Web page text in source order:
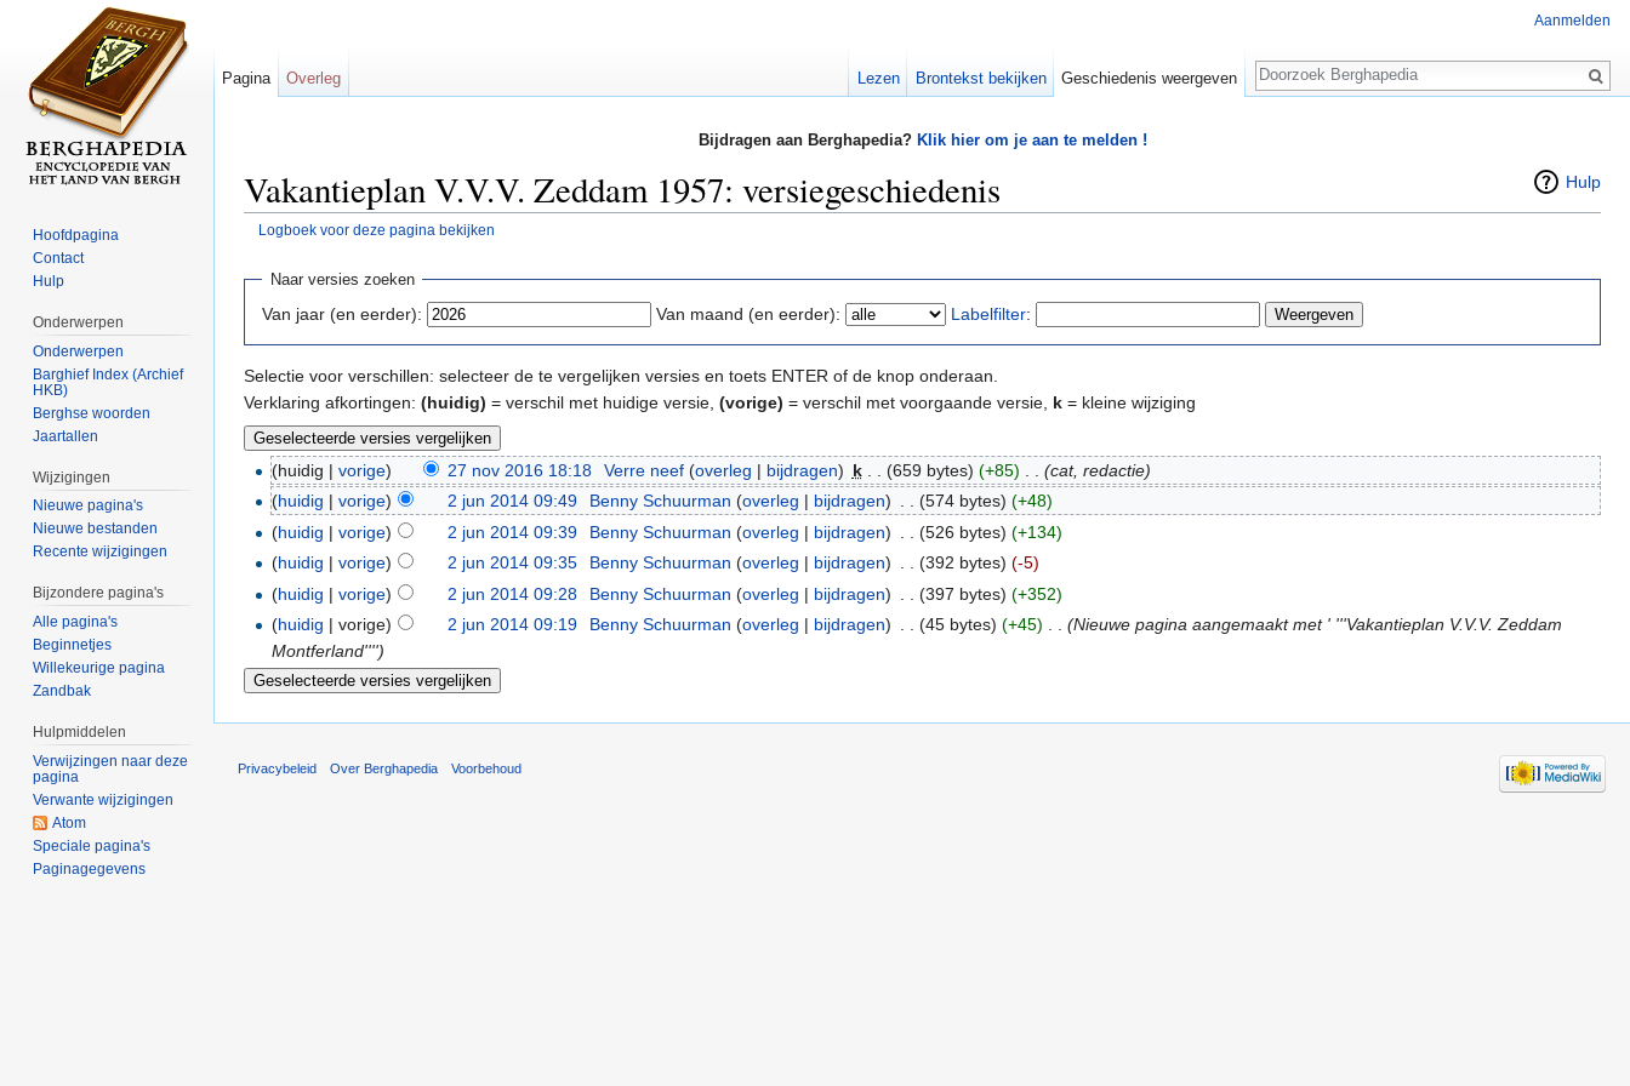
Bijdragen aan Berghapedia? Klik hier om je aan te melden !
Hulp
Vakantieplan V.V.V. Zeddam 1957: versiegeschiedenis
Logboek voor deze pagina bekijken
Naar versies zoeken
Van jaar (en eerder): Van maand (en eerder): Labelfilter:
Selectie voor verschillen: selecteer de te vergelijken versies en toets ENTER of de knop onderaan.
Verklaring afkortingen: (huidig) = verschil met huidige versie, (vorige) = verschil met voorgaande versie, k = kleine wijziging
(huidig |vorige) 27 nov 2016 18:18 Verre neef (overleg | bijdragen) k (659 bytes) (+85)
(cat, redactie)
(huidig |vorige) 2 jun 2014 09:49 Benny Schuurman (overleg | bijdragen) . . (574 bytes) (+48)
(huidig |vorige) 2 jun 2014 09:39 Benny Schuurman (overleg | bijdragen) (526 bytes) (+134)
(huidig |vorige) 2 jun 2014 09:35 Benny Schuurman (overleg | bijdragen) (392 bytes) (-5)
(huidig |vorige) 2 jun 2014 09:28 Benny Schuurman (overleg | bijdragen) (397 bytes) (+352)
(huidig | vorige) 2 jun 2014 09:19 Benny Schuurman (overleg | bijdragen) (45 bytes) (+45)
(Nieuwe pagina aangemaakt met ' '''Vakantieplan V.V.V. Zeddam
Montferland'''')
Aanmelden
Pagina Overleg Lezen Brontekst bekijken Geschiedenis weergeven
Zoeken
Hoofdpagina
Contact
Hulp
Onderwerpen
Onderwerpen
Barghief Index (Archief
HKB)
Berghse woorden
Jaartallen
Wijzigingen
Nieuwe pagina's
Nieuwe bestanden
Recente wijzigingen
Bijzondere pagina's
Alle pagina's
Beginnetjes
Willekeurige pagina
Zandbak
Hulpmiddelen
Verwijzingen naar deze
pagina
Verwante wijzigingen
Atom
Speciale pagina's
Paginagegevens
Privacybeleid Over Berghapedia Voorbehoud